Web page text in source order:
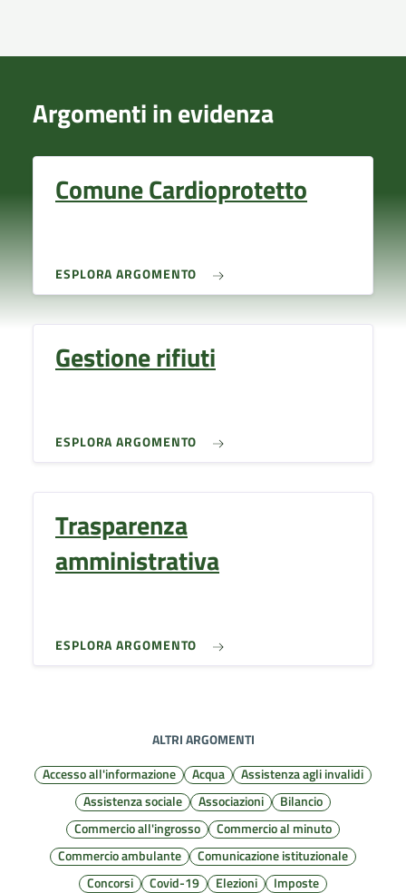
Argomenti in evidenza
Comune Cardioprotetto
ESPLORA ARGOMENTO
Gestione rifiuti
ESPLORA ARGOMENTO
Trasparenza
amministrativa
ESPLORA ARGOMENTO
ALTRI ARGOMENTI
Accesso all'informazione
Acqua
Assistenza agli invalidi
Assistenza sociale
Associazioni
Bilancio
Commercio all'ingrosso
Commercio al minuto
Commercio ambulante
Comunicazione istituzionale
Concorsi
Covid-19 Elezioni
Imposte